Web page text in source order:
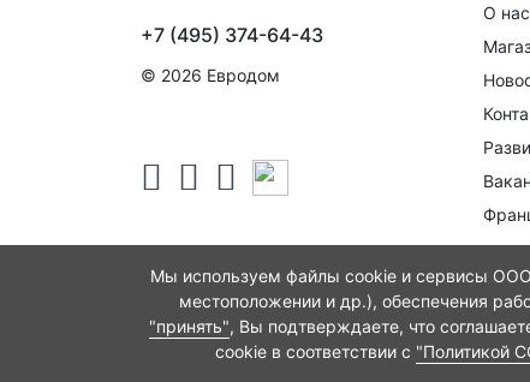
О нас
+7 (495) 374-64-43
© 2026 Евродом
Мы используем файлы cookie и сервисы ООО
местоположении и др.), обеспечения
"принять", Вы подтверждаете, что
cookie в соответствии с "Политикой